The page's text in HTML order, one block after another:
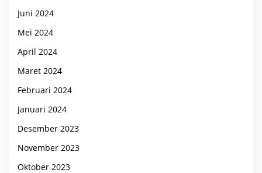
Juni 2024
Mei 2024
April 2024
Maret 2024
Februari 2024
Januari 2024
Desember 2023
November 2023
Oktober 2023